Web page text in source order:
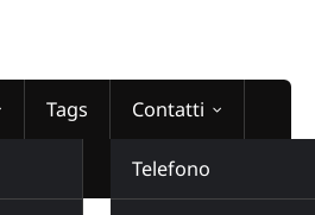
Tags Contatti
Telefono